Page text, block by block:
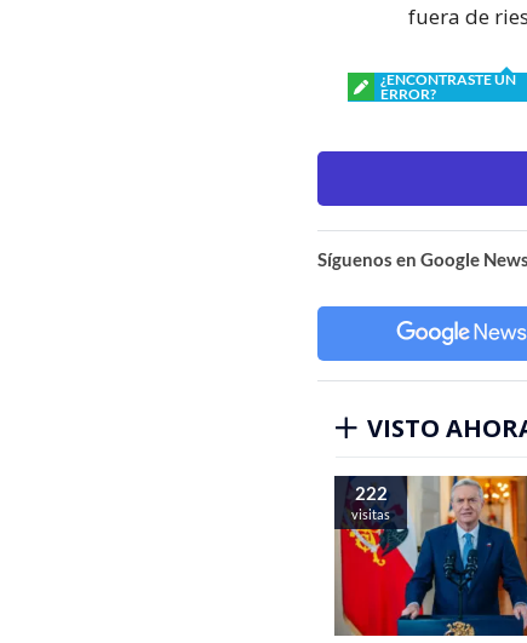
fuera de
¿ENCONTRASTE UN
ERROR?
Síguenos en Google
VISTO
222
visitas